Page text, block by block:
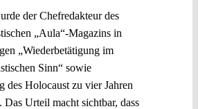
der Chefredakteur des
„Aula“-Magazins in
„Wiederbetätigung im
Sinn“ sowie
des Holocaust zu vier Jahren
Urteil macht sichtbar, dass